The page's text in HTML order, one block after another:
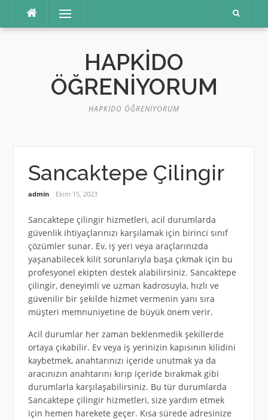
Menü
HAPKIDO
ÖĞRENIYORUM
HAPKIDO ÖĞRENIYORUM
Sancaktepe Çilingir
admin Ekim 15, 2023
Sancaktepe çilingir hizmetleri, acil durumlarda
güvenlik ihtiyaçlarınızı karşılamak için birinci sınıf
çözümler sunar. Ev, iş yeri veya araçlarınızda
yaşanabilecek kilit sorunlarıyla başa çıkmak için bu
profesyonel ekipten destek alabilirsiniz. Sancaktepe
çilingir, deneyimli ve uzman kadrosuyla, hızlı ve
güvenilir bir şekilde hizmet vermenin yanı sıra
müşteri memnuniyetine de büyük önem verir.
Acil durumlar her zaman beklenmedik şekillerde
ortaya çıkabilir. Ev veya iş yerinizin kapısının kilidini
kaybetmek, anahtarınızı içeride unutmak ya da
aracınızın anahtarını kırıp içeride bırakmak gibi
durumlarla karşılaşabilirsiniz. Bu tür durumlarda
Sancaktepe çilingir hizmetleri, size yardım etmek
için hemen harekete geçer. Kısa sürede adresinize